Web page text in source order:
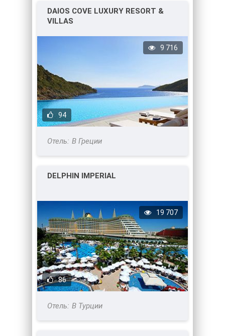
DAIOS COVE LUXURY RESORT &
VILLAS
94
9 716
В Греции
DELPHIN IMPERIAL
86
19 707
В Турции